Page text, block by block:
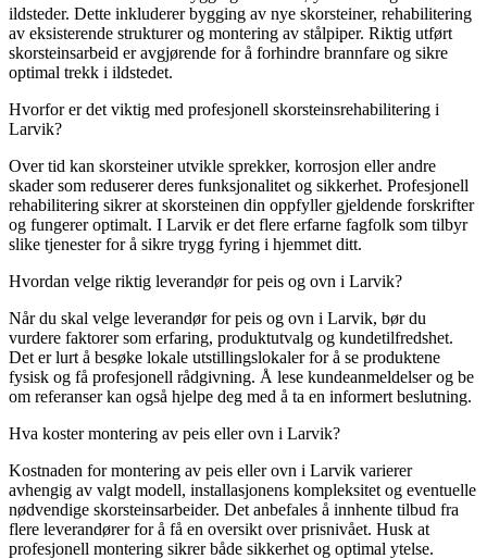
ildsteder. Dette inkluderer bygging av nye skorsteiner, rehabilitering
av eksisterende strukturer og montering av stålpiper. Riktig utført
skorsteinsarbeid er avgjørende for å forhindre brannfare og sikre
optimal trekk i ildstedet.
Hvorfor er det viktig med profesjonell skorsteinsrehabilitering i
Larvik?
Over tid kan skorsteiner utvikle sprekker, korrosjon eller andre
skader som reduserer deres funksjonalitet og sikkerhet. Profesjonell
rehabilitering sikrer at skorsteinen din oppfyller gjeldende forskrifter
og fungerer optimalt. I Larvik er det flere erfarne fagfolk som tilbyr
slike tjenester for å sikre trygg fyring i hjemmet ditt.
Hvordan velge riktig leverandør for peis og ovn i Larvik?
Når du skal velge leverandør for peis og ovn i Larvik, bør du
vurdere faktorer som erfaring, produktutvalg og kundetilfredshet.
Det er lurt å besøke lokale utstillingslokaler for å se produktene
fysisk og få profesjonell rådgivning. Å lese kundeanmeldelser og be
om referanser kan også hjelpe deg med å ta en informert beslutning.
Hva koster montering av peis eller ovn i Larvik?
Kostnaden for montering av peis eller ovn i Larvik varierer
avhengig av valgt modell, installasjonens kompleksitet og eventuelle
nødvendige skorsteinsarbeider. Det anbefales å innhente tilbud fra
flere leverandører for å få en oversikt over prisnivået. Husk at
profesjonell montering sikrer både sikkerhet og optimal ytelse.